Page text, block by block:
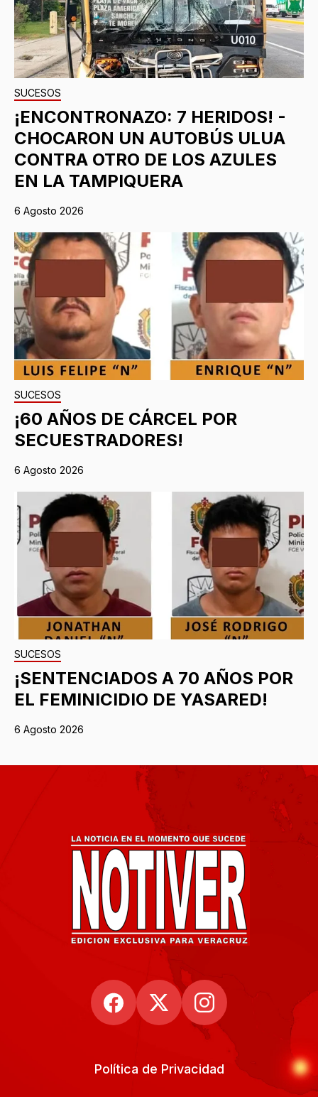
SUCESOS
¡ENCONTRONAZO: 7 HERIDOS! -
CHOCARON UN AUTOBÚS ULUA
CONTRA OTRO DE LOS AZULES
EN LA TAMPIQUERA
6 Agosto 2026
SUCESOS
¡60 AÑOS DE CÁRCEL POR
SECUESTRADORES!
6 Agosto 2026
SUCESOS
¡SENTENCIADOS A 70 AÑOS POR
EL FEMINICIDIO DE YASARED!
6 Agosto 2026
Política de Privacidad